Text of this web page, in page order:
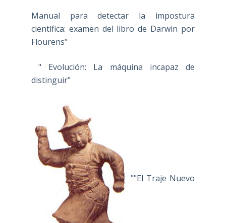
Manual para detectar la impostura
científica: examen del libro de Darwin por
Flourens"
" Evolución: La máquina incapaz de
distinguir"
""El Traje Nuevo